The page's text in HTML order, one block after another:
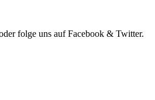
folge uns auf Facebook & Twitter.